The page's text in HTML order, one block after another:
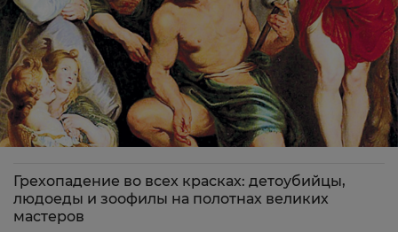
Грехопадение во всех красках: детоубийцы,
людоеды и зоофилы на полотнах великих
мастеров